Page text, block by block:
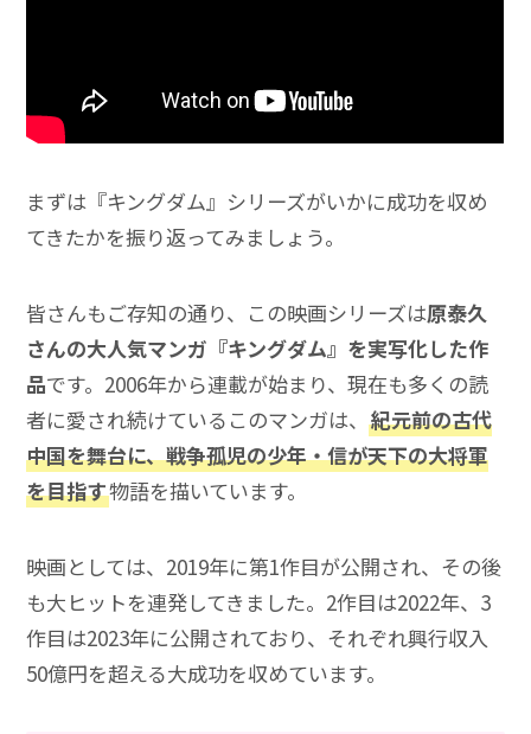
まずは『キングダム』シリーズがいかに成功を収め
てきたかを振り返ってみましょう。
皆さんもご存知の通り、この映画シリーズは原泰久
さんの大人気マンガ『キングダム』を実写化した作
品です。2006年から連載が始まり、現在も多くの読
者に愛され続けているこのマンガは、紀元前の古代
中国を舞台に、戦争孤児の少年・信が天下の大将軍
を目指す物語を描いています。
映画としては、2019年に第1作目が公開され、その後
も大ヒットを連発してきました。2作目は2022年、3
作目は2023年に公開されており、それぞれ興行収入
50億円を超える大成功を収めています。